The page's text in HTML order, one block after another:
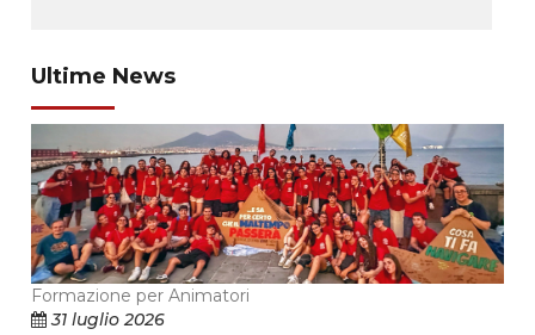
Ultime News
Formazione per Animatori
31 luglio 2026